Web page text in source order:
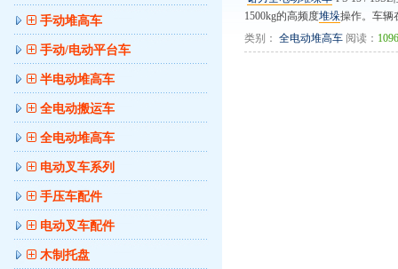
手动堆高车
手动/电动平台车
半电动堆高车
全电动搬运车
全电动堆高车
电动叉车系列
手压车配件
电动叉车配件
木制托盘
1500kg的高频度堆垛操作。车辆
类别： 全电动堆高车 阅读：